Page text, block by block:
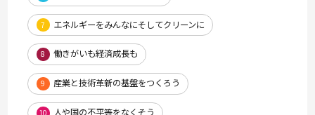
7 エネルギーをみんなにそしてクリーンに
8 働きがいも経済成長も
9 産業と技術革新の基盤をつくろう
10 人や国の不平等をなくそう